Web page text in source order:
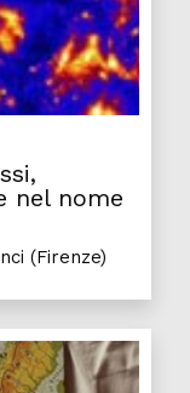
nel nome
(Firenze)